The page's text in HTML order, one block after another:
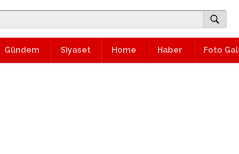
Gündem Siyaset Home Haber Foto